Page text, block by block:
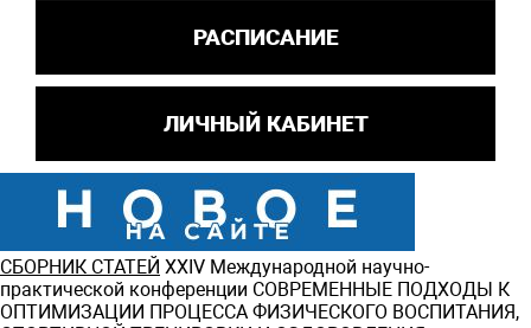
РАСПИСАНИЕ
ЛИЧНЫЙ КАБИНЕТ
СБОРНИК СТАТЕЙ ХXIV Международной научно-
практической конференции СОВРЕМЕННЫЕ ПОДХОДЫ К
ОПТИМИЗАЦИИ ПРОЦЕССА ФИЗИЧЕСКОГО ВОСПИТАНИЯ,